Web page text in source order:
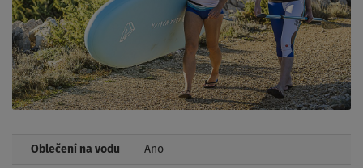
Oblečení na vodu Ano